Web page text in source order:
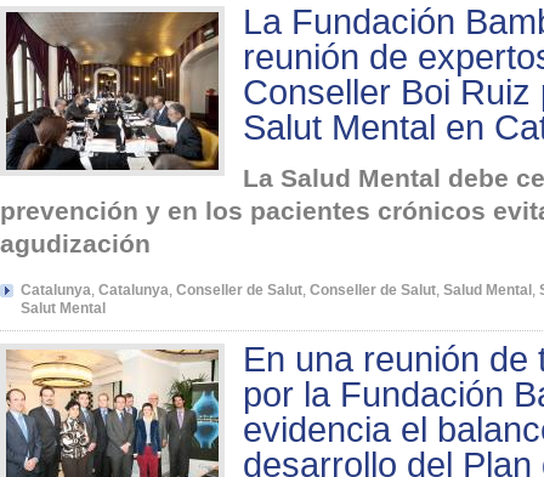
La Fundación
reunión de
Conseller Boi Ruiz
Salut Mental en
La Salud Mental debe
prevención y en los pacientes crónicos
agudización
Catalunya Catalunya Conseller de Salut Conseller de Salut Salud Mental
Salut Mental
En una reunión de
por la Fundación
evidencia el
desarrollo del